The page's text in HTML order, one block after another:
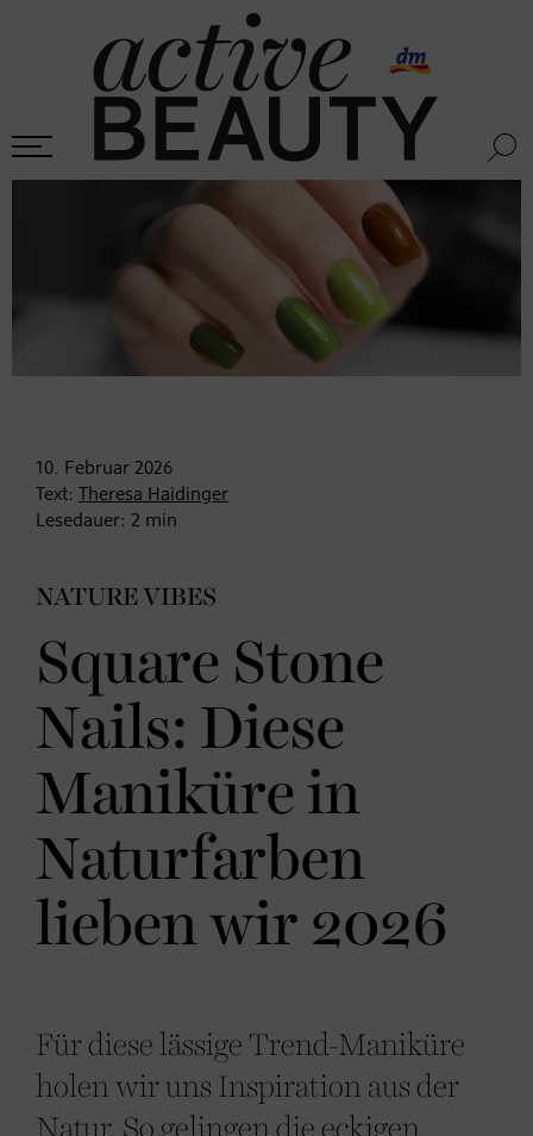
10. Februar 2026
Text:
Theresa Haidinger
Lesedauer: 2 min
NATURE VIBES
Square Stone
Nails: Diese
Maniküre in
Naturfarben
lieben wir 2026
Für diese lässige Trend-Maniküre
holen wir uns Inspiration aus der
Natur. So gelingen die eckigen